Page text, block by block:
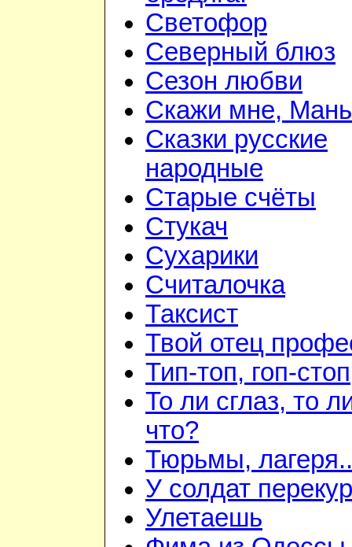
Светофор
Северный блюз
Сезон любви
Скажи мне, Мань
Сказки русские
народные
Старые счёты
Стукач
Сухарики
Считалочка
Таксист
Твой отец
Тип-топ, гоп-стоп
То ли сглаз, то
что?
Тюрьмы,
У солдат перекур
Улетаешь